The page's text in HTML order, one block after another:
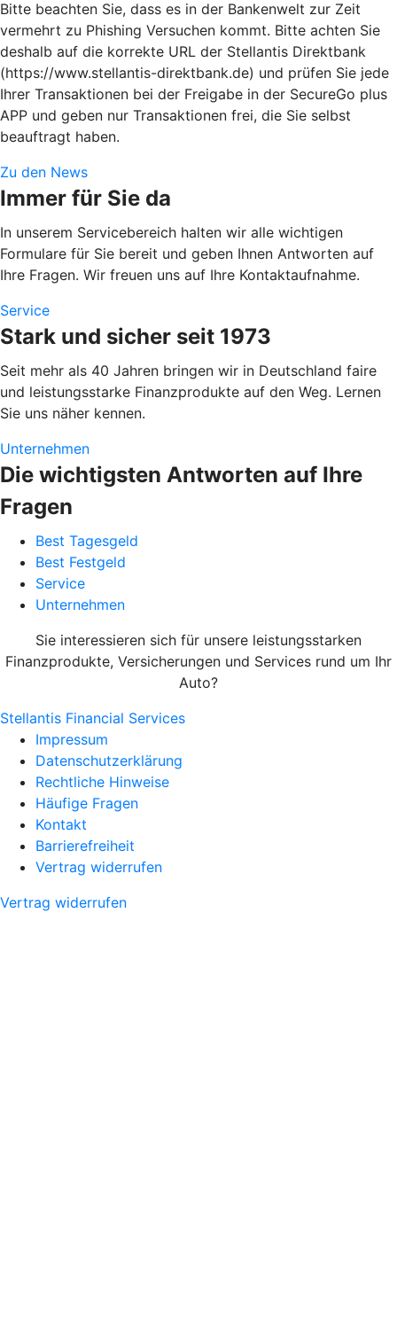
Bitte beachten Sie, dass es in der Bankenwelt zur Zeit
vermehrt zu Phishing Versuchen kommt. Bitte achten Sie
deshalb auf die korrekte URL der Stellantis Direktbank
(https://www.stellantis-direktbank.de) und prüfen Sie jede
Ihrer Transaktionen bei der Freigabe in der SecureGo plus
APP und geben nur Transaktionen frei, die Sie selbst
beauftragt haben.
Zu den News
Immer für Sie da
In unserem Servicebereich halten wir alle wichtigen
Formulare für Sie bereit und geben Ihnen Antworten auf
Ihre Fragen. Wir freuen uns auf Ihre Kontaktaufnahme.
Service
Stark und sicher seit 1973
Seit mehr als 40 Jahren bringen wir in Deutschland faire
und leistungsstarke Finanzprodukte auf den Weg. Lernen
Sie uns näher kennen.
Unternehmen
Die wichtigsten Antworten auf Ihre
Fragen
Best Tagesgeld
Best Festgeld
Service
Unternehmen
Sie interessieren sich für unsere leistungsstarken
Finanzprodukte, Versicherungen und Services rund um Ihr
Auto?
Stellantis Financial Services
Impressum
Datenschutzerklärung
Rechtliche Hinweise
Häufige Fragen
Kontakt
Barrierefreiheit
Vertrag widerrufen
Vertrag widerrufen